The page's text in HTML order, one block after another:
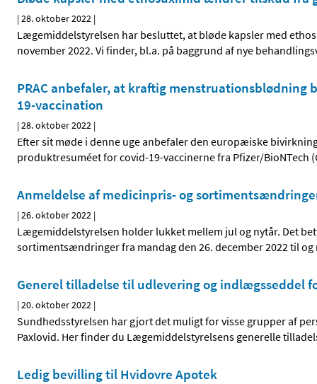
|28. oktober 2022 |
Lægemiddelstyrelsen har besluttet, at bløde kapsler med
november 2022. Vi finder, bl.a. på baggrund af nye
PRAC anbefaler, at kraftig
19-vaccination
|28. oktober 2022 |
Efter sit møde i denne uge anbefaler den europæiske
produktresuméet for covid-19-vaccinerne fra Pfizer/BioNTech
Anmeldelse af medicinpris- og
|26. oktober 2022 |
Lægemiddelstyrelsen holder lukket mellem jul og nytår. Det
sortimentsændringer fra mandag den 26. december 2022 til og
Generel tilladelse til udlevering og indlægsseddel
|20. oktober 2022 |
Sundhedsstyrelsen har gjort det muligt for visse grupper af
Paxlovid. Her finder du Lægemiddelstyrelsens generelle
Ledig bevilling til Hvidovre Apotek